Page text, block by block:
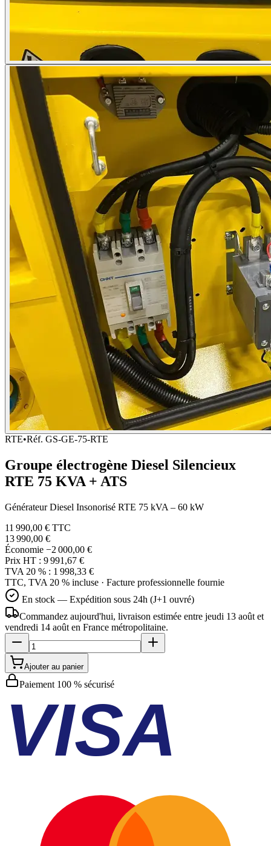
RTE•Réf. GS-GE-75-RTE
Groupe électrogène Diesel Silencieux
RTE 75 KVA + ATS
Générateur Diesel Insonorisé RTE 75 kVA – 60 kW
11 990,00 € TTC
13 990,00 €
Économie −2 000,00 €
Prix HT : 9 991,67 €
TVA 20 % : 1 998,33 €
TTC, TVA 20 % incluse · Facture professionnelle fournie
En stock — Expédition sous 24h (J+1 ouvré)
Commandez aujourd'hui, livraison estimée entre jeudi 13 août et
vendredi 14 août en France métropolitaine.
Ajouter au panier
Paiement 100 % sécurisé
VISA